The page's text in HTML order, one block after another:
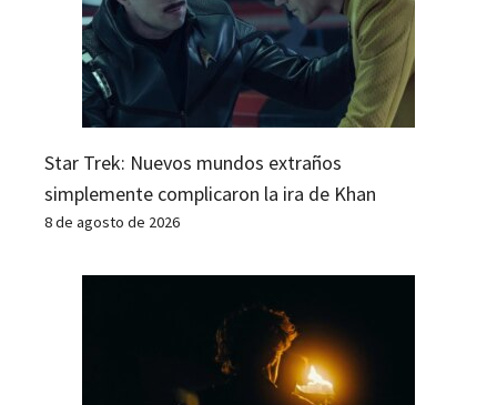
Star Trek: Nuevos mundos extraños
simplemente complicaron la ira de Khan
8 de agosto de 2026